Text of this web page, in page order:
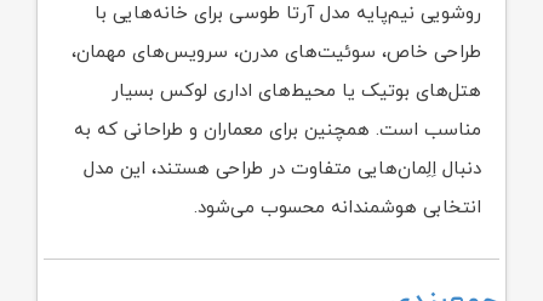
روشویی نیم‌پایه مدل آرتا طوسی برای خانه‌هایی با
طراحی خاص، سوئیت‌های مدرن، سرویس‌های مهمان،
هتل‌های بوتیک یا محیط‌های اداری لوکس بسیار
مناسب است. همچنین برای معماران و طراحانی که به
دنبال اِلِمان‌هایی متفاوت در طراحی هستند، این مدل
انتخابی هوشمندانه محسوب می‌شود.